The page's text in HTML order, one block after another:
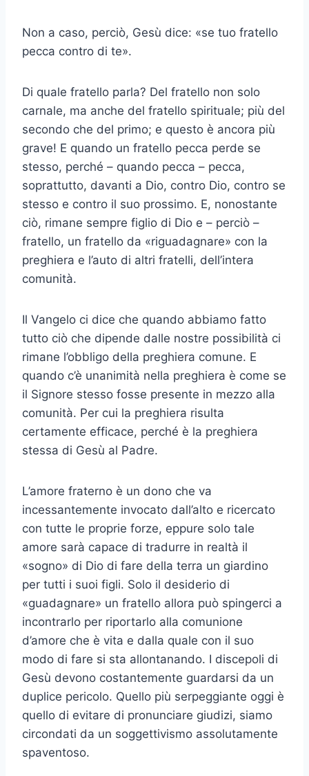
Non a caso, perciò, Gesù dice: «se tuo fratello
pecca contro di te».
Di quale fratello parla? Del fratello non solo
carnale, ma anche del fratello spirituale; più del
secondo che del primo; e questo è ancora più
grave! E quando un fratello pecca perde se
stesso, perché – quando pecca – pecca,
soprattutto, davanti a Dio, contro Dio, contro se
stesso e contro il suo prossimo. E, nonostante
ciò, rimane sempre figlio di Dio e – perciò –
fratello, un fratello da «riguadagnare» con la
preghiera e l’auto di altri fratelli, dell’intera
comunità.
Il Vangelo ci dice che quando abbiamo fatto
tutto ciò che dipende dalle nostre possibilità ci
rimane l’obbligo della preghiera comune. E
quando c’è unanimità nella preghiera è come se
il Signore stesso fosse presente in mezzo alla
comunità. Per cui la preghiera risulta
certamente efficace, perché è la preghiera
stessa di Gesù al Padre.
L’amore fraterno è un dono che va
incessantemente invocato dall’alto e ricercato
con tutte le proprie forze, eppure solo tale
amore sarà capace di tradurre in realtà il
«sogno» di Dio di fare della terra un giardino
per tutti i suoi figli. Solo il desiderio di
«guadagnare» un fratello allora può spingerci a
incontrarlo per riportarlo alla comunione
d’amore che è vita e dalla quale con il suo
modo di fare si sta allontanando. I discepoli di
Gesù devono costantemente guardarsi da un
duplice pericolo. Quello più serpeggiante oggi è
quello di evitare di pronunciare giudizi, siamo
circondati da un soggettivismo assolutamente
spaventoso.